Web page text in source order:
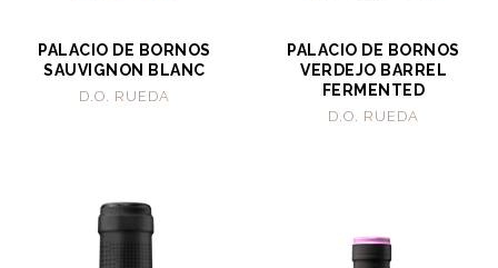
PALACIO DE BORNOS
SAUVIGNON BLANC
D.O. RUEDA
PALACIO DE BORNOS
VERDEJO BARREL
FERMENTED
D.O. RUEDA